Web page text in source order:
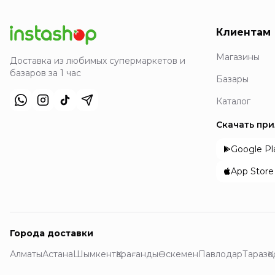
Доставка из любимых супермаркетов и
базаров за 1 час
Клиентам
Магазины
Базары
Каталог
Скачать
Google
App Store
Города доставки
АлматыАстанаШымкентҚарағандыӨскеменПавлодарТараз